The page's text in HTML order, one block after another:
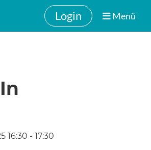
Login Menü
16:30 - 17:30